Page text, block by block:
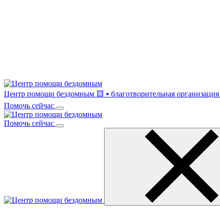
Центр помощи бездомным 🟨 ▪ благотворительная
Помочь сейчас
Помочь сейчас